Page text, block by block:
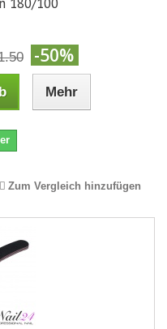
-50%
Mehr
Zum Vergleich hinzufügen